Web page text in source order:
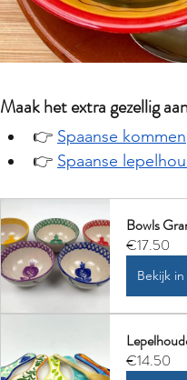
Maak het extra gezellig
👉 Spaanse kommen
👉 Spaanse
Bowls
€17.50
Bekijk
€14.50